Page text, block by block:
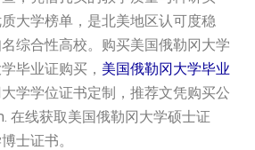
大学榜单，是北美地区认可度稳
综合性高校。购买美国俄勒冈大学
毕业证购买， 美国俄勒冈大学毕业
学学位证书定制，推荐文凭购买公
在线获取美国俄勒冈大学硕士证
士证书。